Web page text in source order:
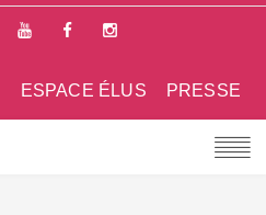
PRESSE
ESPACE ÉLUS